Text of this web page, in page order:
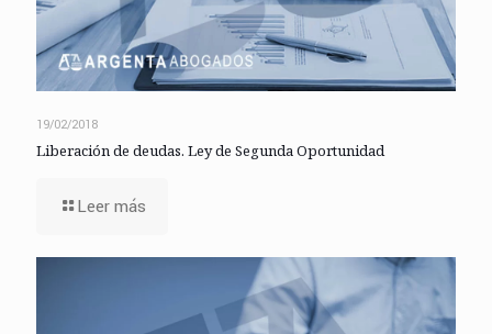
19/02/2018
Liberación de deudas. Ley de Segunda Oportunidad
Leer más